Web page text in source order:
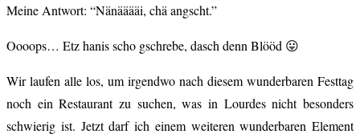
Meine Antwort: “Nänääääi, chä angscht.”
Oooops… Etz hanis scho gschrebe, dasch denn Blööd 😛
Wir laufen alle los, um irgendwo nach diesem wunderbaren Festtag
noch ein Restaurant zu suchen, was in Lourdes nicht besonders
schwierig ist. Jetzt darf ich einem weiteren wunderbaren Element